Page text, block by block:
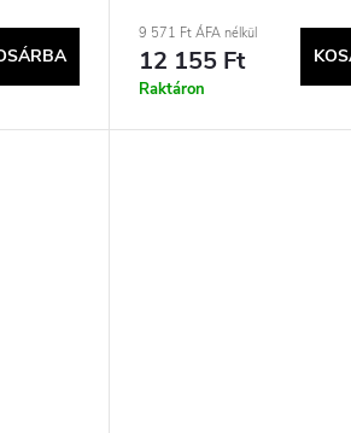
9 571 Ft ÁFA nélkül
12 155 Ft
Raktáron